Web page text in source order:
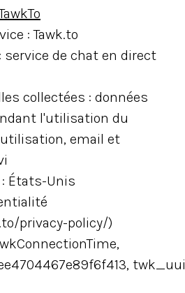
: Tawk.to
service de chat en direct
collectées : données
l'utilisation du
email et
États-Unis
privacy-policy/)